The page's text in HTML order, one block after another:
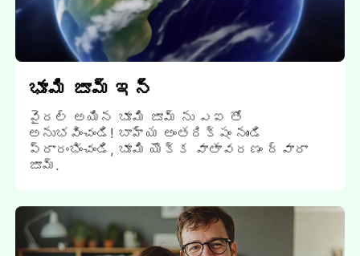
భూమి జూమ్ ఇన్
వైరల్ అయిన భూమి జూమ్ ను ఎఐ తో
అనుభవించండి! బాహ్య అంతరిక్షం నుండి
ప్రారంభించండి, భూమి యొక్క వాతావరణం ద్వారా
జూమ్.